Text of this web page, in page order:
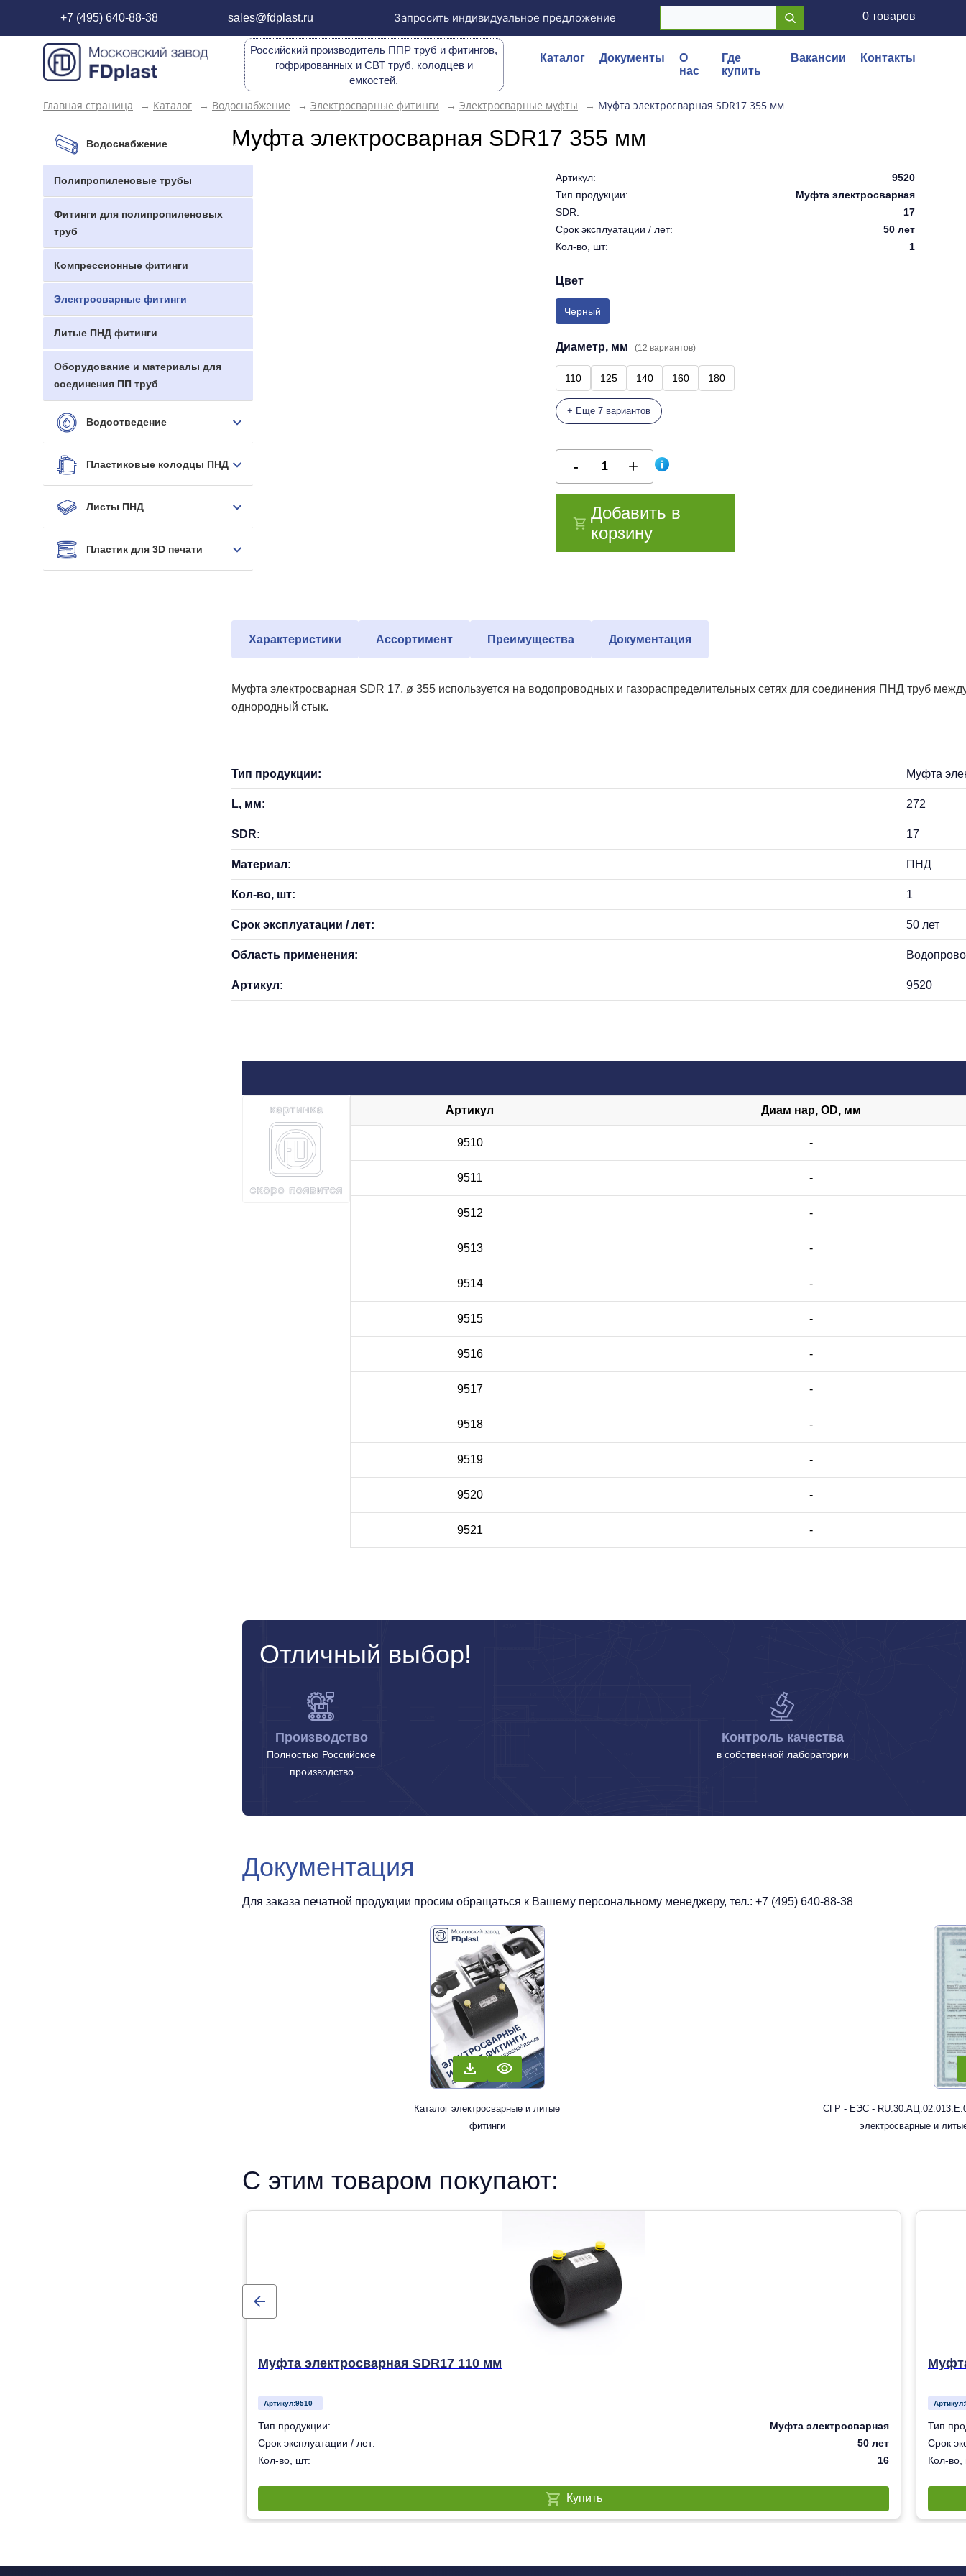
+7 (495) 640-88-38 sales@fdplast.ru Запросить индивидуальное предложение 0 товаров
Российский производитель ППР труб и фитингов,
гофрированных и СВТ труб, колодцев и
емкостей.
Каталог Документы
О
нас
Где
купить
Вакансии Контакты
Главная страница → Каталог → Водоснабжение → Электросварные фитинги → Электросварные муфты → Муфта электросварная SDR17 355 мм
Водоснабжение
Полипропиленовые трубы
Фитинги для полипропиленовых
труб
Компрессионные фитинги
Электросварные фитинги
Литые ПНД фитинги
Оборудование и материалы для
соединения ПП труб
Водоотведение
Пластиковые колодцы ПНД
Листы ПНД
Пластик для 3D печати
Муфта электросварная SDR17 355 мм
Артикул:
9520
Тип продукции:
Муфта электросварная
SDR:
17
Срок эксплуатации / лет:
50 лет
Кол-во, шт:
1
Цвет
Черный
Диаметр, мм (12 вариантов)
110 125 140 160 180
+ Еще 7 вариантов
Добавить в
корзину
Характеристики Ассортимент Преимущества Документация
Муфта электросварная SDR 17, ø 355 используется на водопроводных и газораспределительных сетях для соединения ПНД труб
однородный стык.
Тип продукции: Муфта
L, мм: 272
SDR: 17
Материал: ПНД
Кол-во, шт: 1
Срок эксплуатации / лет: 50 лет
Область применения:
Артикул: 9520
Артикул Диам нар, OD, мм
9510 -
9511 -
9512 -
9513 -
9514 -
9515 -
9516 -
9517 -
9518 -
9519 -
9520 -
9521 -
Отличный выбор!
Производство
Полностью Российское
производство
Контроль качества
в собственной лаборатории
Документация
Для заказа печатной продукции просим обращаться к Вашему персональному менеджеру, тел.: +7 (495) 640-88-38
Каталог электросварные и литые
фитинги
СГР - ЕЭС -
электросварные и
С этим товаром покупают:
Муфта электросварная SDR17 110 мм
Артикул:9510
Тип продукции:
Муфта электросварная
Срок эксплуатации / лет:
50 лет
Кол-во, шт:
16
Купить
Артикул:
Тип
Срок
Кол-во,